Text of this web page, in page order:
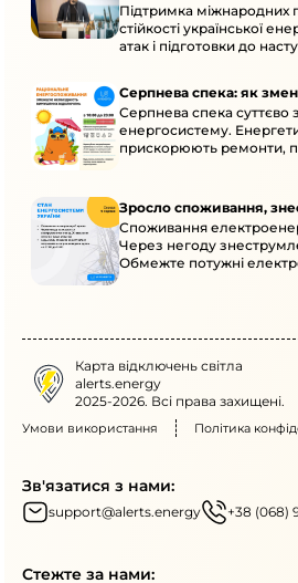
енергосистеми
Підтримка міжнародних
стійкості української
атак і підготовки до
Серпнева спека: як
Серпнева спека суттєво
енергосистему.
прискорюють ремонти,
Зросло споживання,
Споживання
Через негоду
Обмежте потужні
Карта відключень світла
alerts.energy
2025-2026. Всі права захищені.
Умови використання Політика
Зв'язатися з нами:
support@alerts.energy +38 (068)
Стежте за нами: